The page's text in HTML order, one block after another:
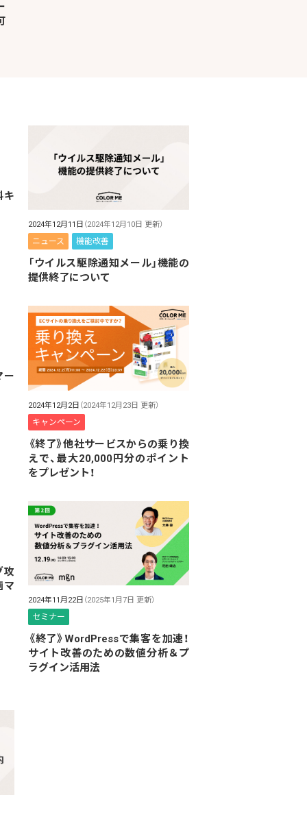
キ
2024年12月11日 （2024年12月10日 更新）
ニュース 機能改善
「ウイルス駆除通知メール」機能の
提供終了について
ー
2024年12月2日 （2024年12月23日 更新）
キャンペーン
《終了》他社サービスからの乗り換
えで、最大20,000円分のポイント
をプレゼント！
攻
マ
2024年11月22日 （2025年1月7日 更新）
セミナー
《終了》WordPressで集客を加速！
サイト改善のための数値分析＆プ
ラグイン活用法